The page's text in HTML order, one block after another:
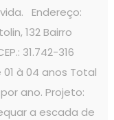
Endereço:
132 Bairro
31.742-316
à 04 anos Total
ano. Projeto:
a escada de